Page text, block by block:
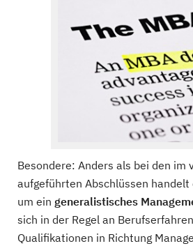
Besondere: Anders als bei den im
aufgeführten Abschlüssen handelt
um ein generalistisches
sich in der Regel an
Qualifikationen in Richtung